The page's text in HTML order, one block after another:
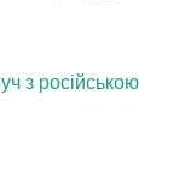
з російською